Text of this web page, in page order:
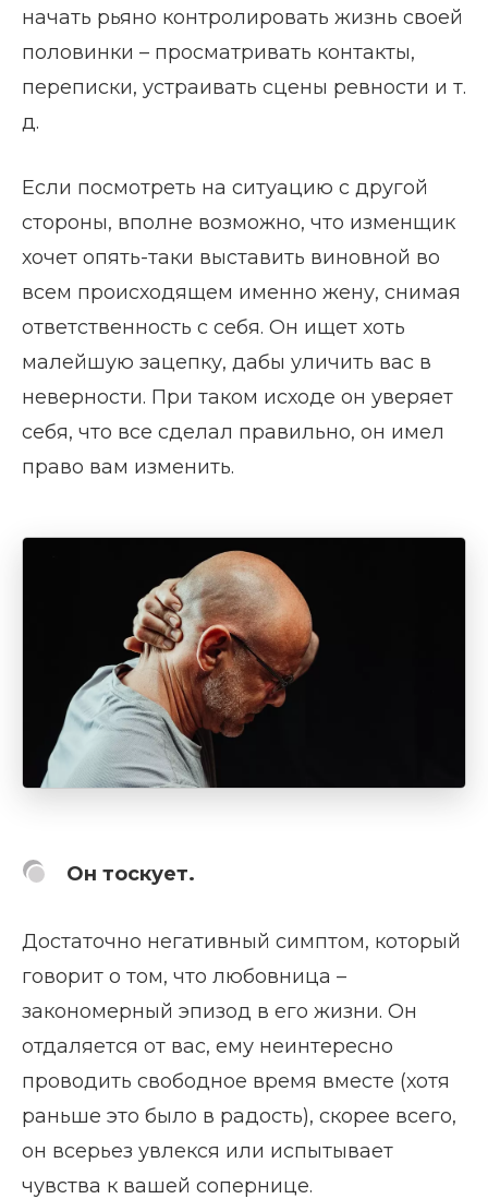
начать рьяно контролировать жизнь своей
половинки – просматривать контакты,
переписки, устраивать сцены ревности и т.
д.
Если посмотреть на ситуацию с другой
стороны, вполне возможно, что изменщик
хочет опять-таки выставить виновной во
всем происходящем именно жену, снимая
ответственность с себя. Он ищет хоть
малейшую зацепку, дабы уличить вас в
неверности. При таком исходе он уверяет
себя, что все сделал правильно, он имел
право вам изменить.
Он тоскует.
Достаточно негативный симптом, который
говорит о том, что любовница –
закономерный эпизод в его жизни. Он
отдаляется от вас, ему неинтересно
проводить свободное время вместе (хотя
раньше это было в радость), скорее всего,
он всерьез увлекся или испытывает
чувства к вашей сопернице.